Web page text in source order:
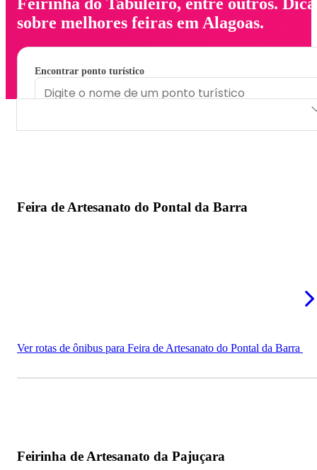
sobre melhores feiras em Alagoas.
Encontrar ponto turístico
Feira de Artesanato do Pontal da Barra
Ver rotas de ônibus para Feira de Artesanato do Pontal da Barra
Feirinha de Artesanato da Pajuçara